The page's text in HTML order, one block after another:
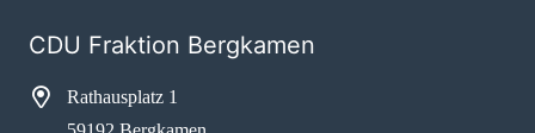
CDU Fraktion Bergkamen
Rathausplatz 1